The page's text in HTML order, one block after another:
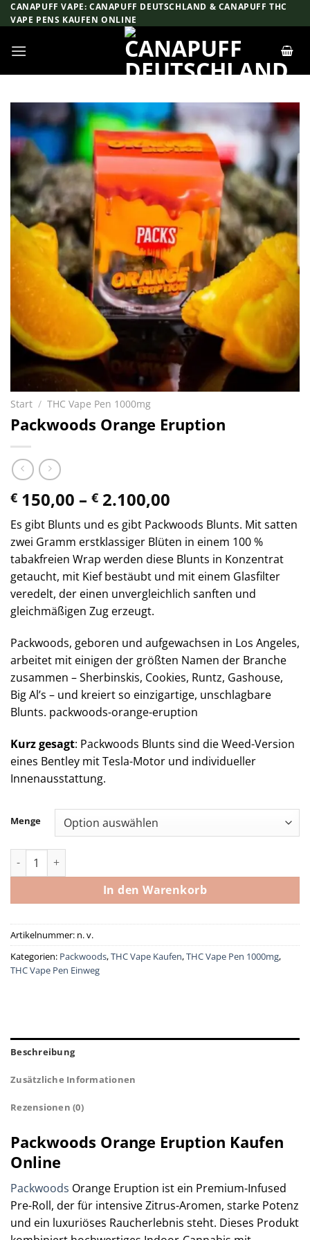
Zum
Inhalt
CANAPUFF VAPE: CANAPUFF DEUTSCHLAND & CANAPUFF THC
VAPE PENS KAUFEN ONLINE
Start / THC Vape Pen 1000mg
Packwoods Orange Eruption
€ 150,00 – € 2.100,00
€ 150,00
bis
€ 2.100,00
Es gibt Blunts und es gibt Packwoods Blunts. Mit satten
zwei Gramm erstklassiger Blüten in einem 100 %
tabakfreien Wrap werden diese Blunts in Konzentrat
getaucht, mit Kief bestäubt und mit einem Glasfilter
veredelt, der einen unvergleichlich sanften und
gleichmäßigen Zug erzeugt.
Packwoods, geboren und aufgewachsen in Los Angeles,
arbeitet mit einigen der größten Namen der Branche
zusammen – Sherbinskis, Cookies, Runtz, Gashouse,
Big Al’s – und kreiert so einzigartige, unschlagbare
Blunts. packwoods-orange-eruption
Kurz gesagt: Packwoods Blunts sind die Weed-Version
eines Bentley mit Tesla-Motor und individueller
Innenausstattung.
Menge
Packwoods Orange Eruption Menge
In den Warenkorb
Artikelnummer: n. v.
Kategorien: Packwoods,THC Vape Kaufen,THC Vape Pen 1000mg,
THC Vape Pen Einweg
Beschreibung
Zusätzliche Informationen
Rezensionen (0)
Packwoods Orange Eruption Kaufen
Online
Packwoods Orange Eruption ist ein Premium-Infused
Pre-Roll, der für intensive Zitrus-Aromen, starke Potenz
und ein luxuriöses Raucherlebnis steht. Dieses Produkt